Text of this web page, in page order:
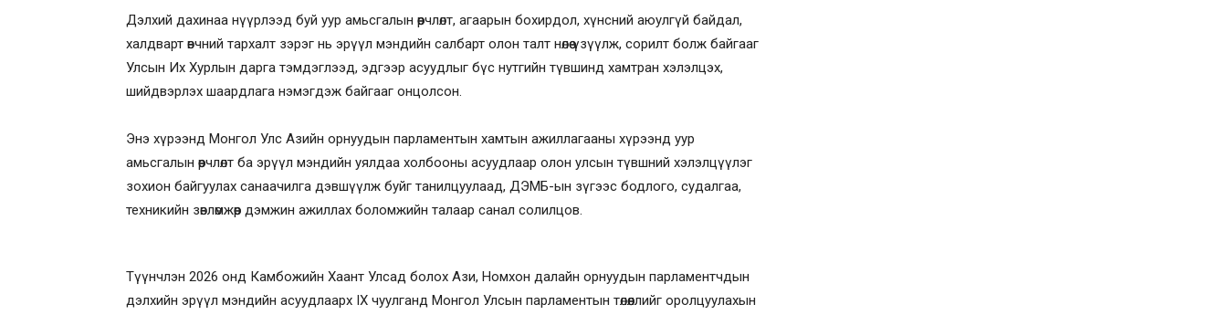
Дэлхий дахинаа нүүрлээд буй уур амьсгалын өөрчлөлт, агаарын бохирдол, хүнсний аюулгүй байдал,
халдварт өвчний тархалт зэрэг нь эрүүл мэндийн салбарт олон талт нөлөө үзүүлж, сорилт болж байгааг
Улсын Их Хурлын дарга тэмдэглээд, эдгээр асуудлыг бүс нутгийн түвшинд хамтран хэлэлцэх,
шийдвэрлэх шаардлага нэмэгдэж байгааг онцолсон.
Энэ хүрээнд Монгол Улс Азийн орнуудын парламентын хамтын ажиллагааны хүрээнд уур
амьсгалын өөрчлөлт ба эрүүл мэндийн уялдаа холбооны асуудлаар олон улсын түвшний хэлэлцүүлэг
зохион байгуулах санаачилга дэвшүүлж буйг танилцуулаад, ДЭМБ-ын зүгээс бодлого, судалгаа,
техникийн зөвлөмжөөр дэмжин ажиллах боломжийн талаар санал солилцов.
Түүнчлэн 2026 онд Камбожийн Хаант Улсад болох Ази, Номхон далайн орнуудын парламентчдын
дэлхийн эрүүл мэндийн асуудлаарх IX чуулганд Монгол Улсын парламентын төлөөллийг оролцуулахын